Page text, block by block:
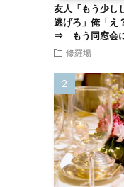
友人「もう少し
逃げろ」俺「え
⇒ もう同窓会
修羅場